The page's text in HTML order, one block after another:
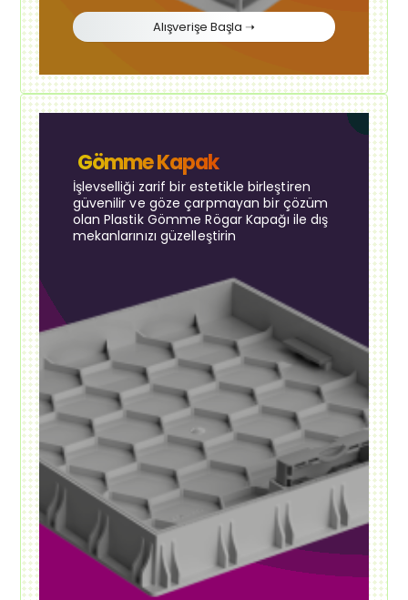
Alışverişe Başla ➝
Gömme Kapak
İşlevselliği zarif bir estetikle birleştiren
güvenilir ve göze çarpmayan bir çözüm
olan Plastik Gömme Rögar Kapağı ile dış
mekanlarınızı güzelleştirin